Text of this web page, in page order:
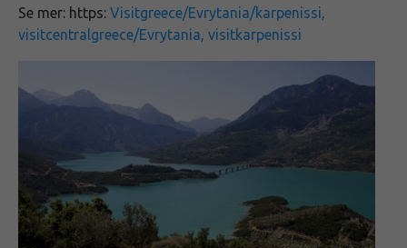
Se mer: https: Visitgreece/Evrytania/karpenissi
visitcentralgreece/Evrytania, visitkarpenissi